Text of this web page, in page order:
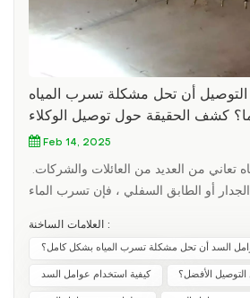
أن تحل مشكلة تسرب المياه
Feb 14, 2025
أو الطابق السفلي ، فإن تسرب الماء
لتوصيل العوامل حل مشكلة تسرب المياه
المقالة عن الحقيقة حول توصيل الوكلاء
العلامات الساخنة :
السد أن تحل مشكلة تسرب المياه بشكل كامل؟
كيفية استخدام عوامل السد الأفضل؟